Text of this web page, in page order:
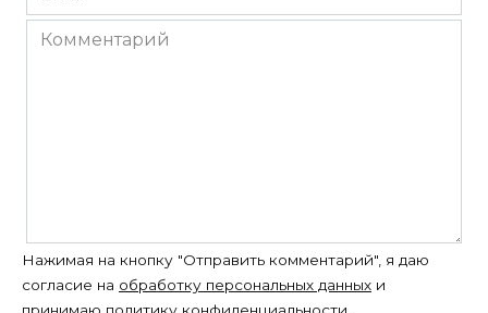
*
Комментарий
Нажимая на кнопку "Отправить комментарий", я даю
согласие на обработку персональных данных и